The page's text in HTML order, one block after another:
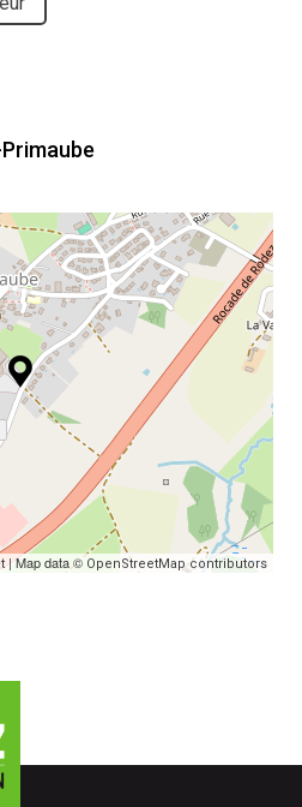
| Map data ©OpenStreetMap contributors